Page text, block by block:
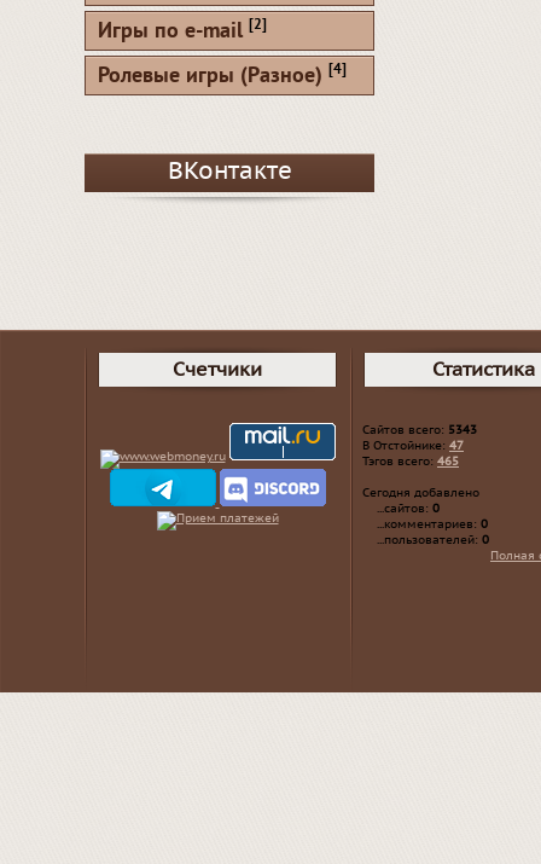
Игры по e-mail [2]
Ролевые игры (Разное) [4]
ВКонтакте
Счетчики Статистика
Сайтов всего: 5343
В Отстойнике: 47
Тэгов всего: 465
Сегодня добавлено
...сайтов: 0
...комментариев: 0
...пользователей: 0
Полная